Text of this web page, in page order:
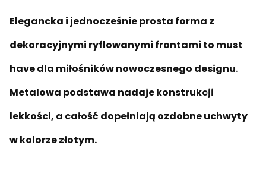
Elegancka i jednocześnie prosta forma z
dekoracyjnymi ryflowanymi frontami to must
have dla miłośników nowoczesnego designu.
Metalowa podstawa nadaje konstrukcji
lekkości, a całość dopełniają ozdobne uchwyty
w kolorze złotym.